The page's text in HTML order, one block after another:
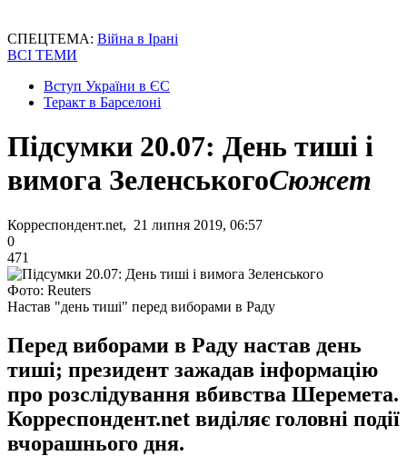
СПЕЦТЕМА: Війна в Ірані
ВСІ ТЕМИ
Вступ України в ЄС
Теракт в Барселоні
Підсумки 20.07: День тиші і
вимога ЗеленськогоСюжет
Корреспондент.net, 21 липня 2019, 06:57
0
471
Фото: Reuters
Настав "день тиші" перед виборами в Раду
Перед виборами в Раду настав день
тиші; президент зажадав інформацію
про розслідування вбивства Шеремета.
Корреспондент.net виділяє головні події
вчорашнього дня.